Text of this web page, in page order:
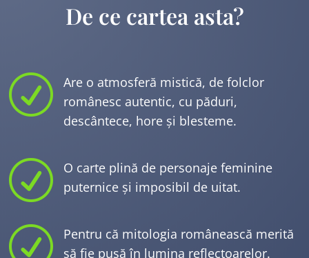
De ce cartea asta?
R
Are o atmosferă mistică, de folclor
românesc autentic, cu păduri,
descântece, hore și blesteme.
R
O carte plină de personaje feminine
puternice și imposibil de uitat.
R
Pentru că mitologia românească merită
să fie pusă în lumina reflectoarelor.